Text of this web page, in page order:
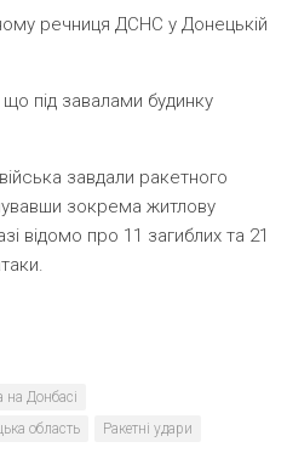
речниця ДСНС у Донецькій
під завалами будинку
завдали ракетного
зокрема житлову
відомо про 11 загиблих та 21
на Донбасі
область
Ракетні удари